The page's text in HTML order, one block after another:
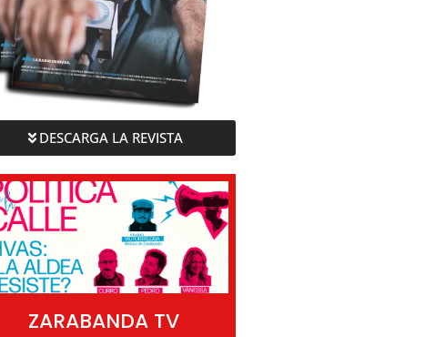
DESCARGA LA REVISTA
ZARABANDA TV